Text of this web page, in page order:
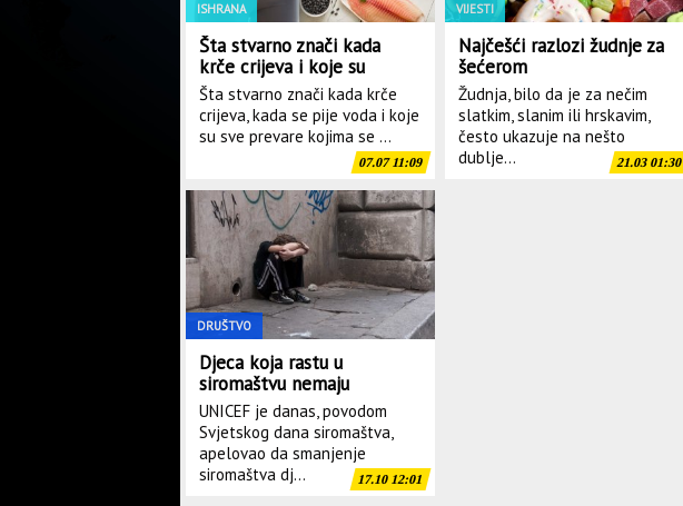
ISHRANA
Šta stvarno znači kada
krče crijeva i koje su
zablude o vodi
Šta stvarno znači kada krče
crijeva, kada se pije voda i koje
su sve prevare kojima se ...
07.07 11:09
VIJESTI
Najčešći razlozi žudnje za
šećerom
Žudnja, bilo da je za nečim
slatkim, slanim ili hrskavim,
često ukazuje na nešto
dublje...
21.03 01:30
DRUŠTVO
Djeca koja rastu u
siromaštvu nemaju
vremena za čekanje,
moramo reagovati odmah
UNICEF je danas, povodom
Svjetskog dana siromaštva,
apelovao da smanjenje
siromaštva dj...
17.10 12:01